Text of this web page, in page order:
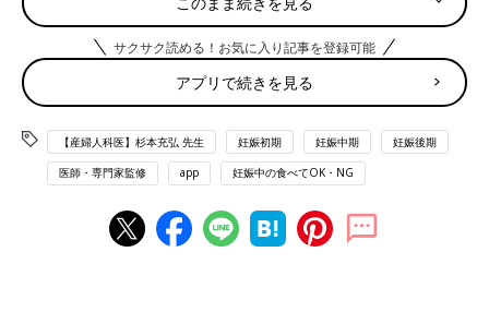
妊娠初期
妊娠後期
×
チェダーチーズはナチュラルチーズに分類されるものです。ナチ
ュラルチーズは、製造工程で加熱処理がされていないものが多い
ため、リステリア菌感染のリスクがあります。感染すると、妊婦
さんは食中毒を起こす恐れがあり、流産、早産、死産などを引き
起こす恐れがあります。妊娠中の摂取はなるべく避け、加熱処理
されたプロセスチーズを選んだほうがいいでしょう。
サクサク読める！お気に入り記事を登録可能
アプリで続きを見る
【産婦人科医】杉本充弘 先生 妊娠初期 妊娠中期 妊娠後期
医師・専門家監修 app 妊娠中の食べてOK・NG